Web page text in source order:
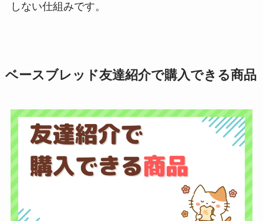
しない仕組みです。
ベースブレッド友達紹介で購入できる商品